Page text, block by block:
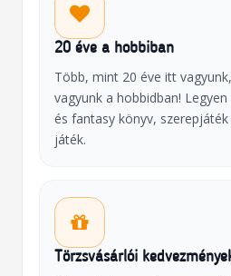
20 éve a hobbiban
Több, mint 20 éve itt
vagyunk a hobbidban!
és fantasy könyv,
játék.
Törzsvásárlói